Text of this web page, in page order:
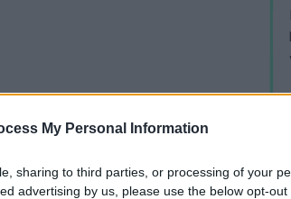
My Personal Information
sharing to third parties, or processing of your
advertising by us, please use the below opt-out